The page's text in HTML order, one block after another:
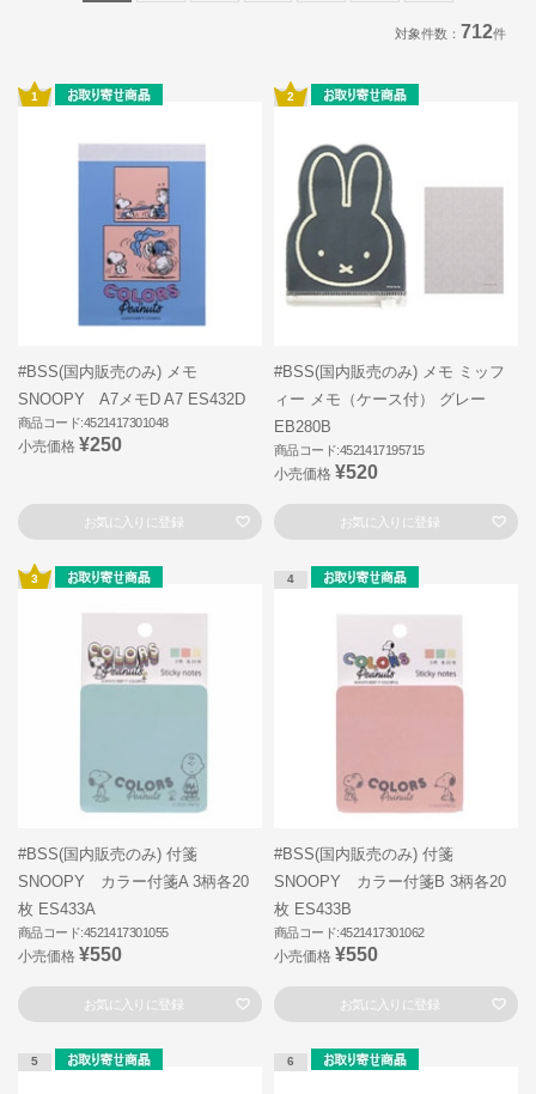
対象件数： 712件
1
#BSS(国内販売のみ) メモ
SNOOPY A7メモD A7 ES432D
商品コード:4521417301048
小売価格 ¥250
お気に入りに登録
2
#BSS(国内販売のみ) メモ ミッフ
ィー メモ（ケース付） グレー
EB280B
商品コード:4521417195715
小売価格 ¥520
お気に入りに登録
3
#BSS(国内販売のみ) 付箋
SNOOPY カラー付箋A 3柄各20
枚 ES433A
商品コード:4521417301055
小売価格 ¥550
お気に入りに登録
4
#BSS(国内販売のみ) 付箋
SNOOPY カラー付箋B 3柄各20
枚 ES433B
商品コード:4521417301062
小売価格 ¥550
お気に入りに登録
5 6